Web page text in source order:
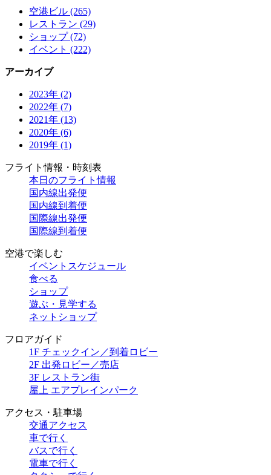
空港ビル (265)
レストラン (29)
ショップ (72)
イベント (222)
アーカイブ
2023年 (2)
2022年 (7)
2021年 (13)
2020年 (6)
2019年 (1)
フライト情報・時刻表
本日のフライト情報
国内線出発便
国内線到着便
国際線出発便
国際線到着便
空港で楽しむ
イベントスケジュール
食べる
ショップ
遊ぶ・見学する
ネットショップ
フロアガイド
1F チェックイン／到着ロビー
2F 出発ロビー／売店
3F レストラン街
屋上 エアプレインパーク
アクセス・駐車場
交通アクセス
車で行く
バスで行く
電車で行く